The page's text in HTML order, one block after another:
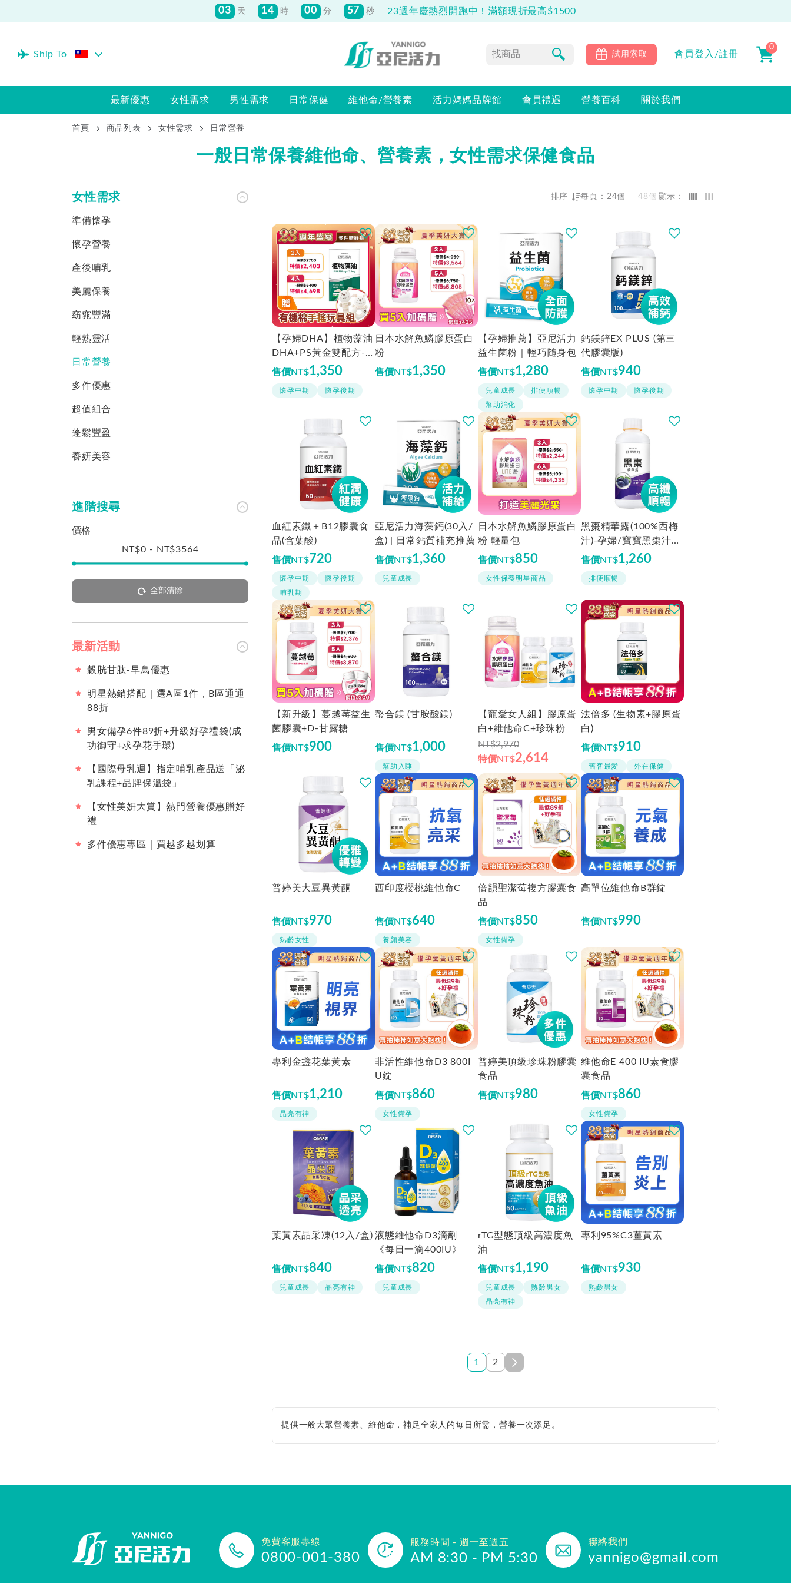
03 天 14 時 00 分 57 秒 23週年慶熱烈開跑中！滿額現折最高$1500
Ship To 試用索取 會員登入/註冊
0
最新優惠 女性需求 男性需求 日常保健 維他命/營養素 活力媽媽品牌館 會員禮遇 營養百科 關於我們
首頁 商品列表 女性需求 日常營養
一般日常保養維他命、營養素，女性需求保健食品
女性需求
準備懷孕
懷孕營養
產後哺乳
美麗保養
窈窕豐滿
輕熟靈活
日常營養
多件優惠
超值組合
蓬鬆豐盈
養妍美容
進階搜尋
價格
NT$0 - NT$3564
全部清除
最新活動
穀胱甘肽-早鳥優惠
明星熱銷搭配｜選A區1件，B區通通
88折
男女備孕6件89折+升級好孕禮袋(成
功御守+求孕花手環)
【國際母乳週】指定哺乳產品送「泌
乳課程+品牌保溫袋」
【女性美妍大賞】熱門營養優惠贈好
禮
多件優惠專區｜買越多越划算
排序
最新上架優先
價格由高到低
價格由低到高
每頁： 24個 48個 顯示：
【孕婦DHA】植物藻油
DHA+PS黃金雙配方-T
G型藻油推薦
售價NT$1,350
懷孕中期 懷孕後期
日本水解魚鱗膠原蛋白
粉
售價NT$1,350
【孕婦推薦】亞尼活力
益生菌粉｜輕巧隨身包
售價NT$1,280
兒童成長
排便順暢
幫助消化
鈣鎂鋅EX PLUS (第三
代膠囊版)
售價NT$940
懷孕中期 懷孕後期
血紅素鐵＋B12膠囊食
品(含葉酸)
售價NT$720
懷孕中期
懷孕後期
哺乳期
亞尼活力海藻鈣(30入/
盒) | 日常鈣質補充推薦
售價NT$1,360
兒童成長
日本水解魚鱗膠原蛋白
粉 輕量包
售價NT$850
女性保養明星商品
黑棗精華露(100%西梅
汁)-孕婦/寶寶黑棗汁推
薦｜高纖營養順暢補給
售價NT$1,260
排便順暢
【新升級】蔓越莓益生
菌膠囊+D-甘露糖
售價NT$900
螯合鎂 (甘胺酸鎂)
售價NT$1,000
幫助入睡
【寵愛女人組】膠原蛋
白+維他命C+珍珠粉
NT$2,970
特價NT$2,614
法倍多 (生物素+膠原蛋
白)
售價NT$910
舊客最愛 外在保健
普婷美大豆異黃酮
售價NT$970
熟齡女性
西印度櫻桃維他命C
售價NT$640
養顏美容
倍韻聖潔莓複方膠囊食
品
售價NT$850
女性備孕
高單位維他命B群錠
售價NT$990
專利金盞花葉黃素
售價NT$1,210
晶亮有神
非活性維他命D3 800I
U錠
售價NT$860
女性備孕
普婷美頂級珍珠粉膠囊
食品
售價NT$980
維他命E 400 IU素食膠
囊食品
售價NT$860
女性備孕
葉黃素晶采凍(12入/盒)
售價NT$840
兒童成長 晶亮有神
液態維他命D3滴劑
《每日一滴400IU》
售價NT$820
兒童成長
rTG型態頂級高濃度魚
油
售價NT$1,190
兒童成長
熟齡男女
晶亮有神
專利95%C3薑黃素
售價NT$930
熟齡男女
1 2
提供一般大眾營養素、維他命，補足全家人的每日所需，營養一次添足。
免費客服專線
0800-001-380
服務時間 - 週一至週五
AM 8:30 - PM 5:30
聯絡我們
yannigo@gmail.com